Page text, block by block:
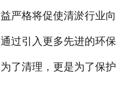
严格将促使清淤行业向
过引入更多先进的环保
了清理，更是为了保护